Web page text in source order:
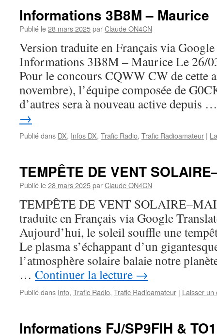
Informations 3B8M – Maurice
Publié le28 mars 2025parClaude ON4CN
Version traduite en Français via
Informations 3B8M – Maurice Le 26/
Pour le concours CQWW CW de cette
novembre), l’équipe composée de
d’autres sera à nouveau active depuis
→
Publié dans DX, Infos DX, Trafic Radio, Trafic Radioamateur |
TEMPÊTE DE VENT
Publié le28 mars 2025parClaude ON4CN
TEMPÊTE DE VENT
traduite en Français via Google
Aujourd’hui, le soleil souffle une
Le plasma s’échappant d’un
l’atmosphère solaire balaie notre
… Continuer la lecture →
Publié dans Info, Trafic Radio, Trafic Radioamateur | Laisser un
Informations FJ/SP9FIH &